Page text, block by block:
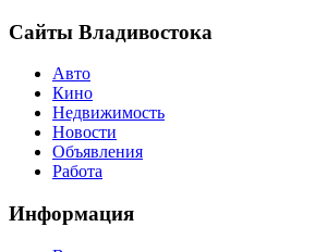
Сайты Владивостока
Авто
Кино
Недвижимость
Новости
Объявления
Работа
Информация